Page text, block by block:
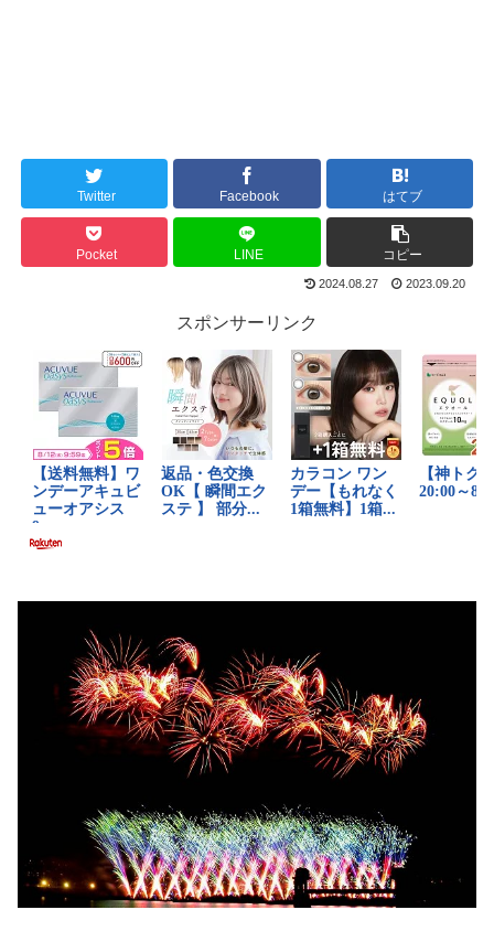
Twitter Facebook はてブ
Pocket LINE コピー
2024.08.27 2023.09.20
スポンサーリンク